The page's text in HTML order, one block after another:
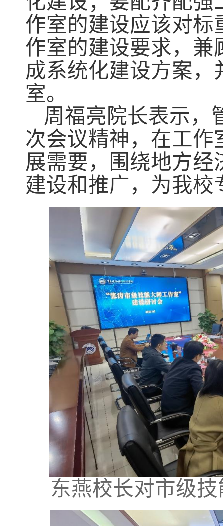
作室的建设应该对标
作室的建设要求，兼
成系统化建设方案
室。
周福亮院长表示，
次会议精神，在工作
展需要，围绕地方
建设和推广，为我校
东燕校长对市级